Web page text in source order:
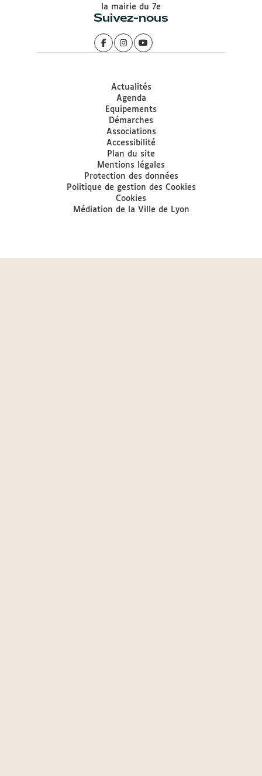
la mairie du 7e
Suivez-nous
Actualités
Agenda
Equipements
Démarches
Associations
Accessibilité
Plan du site
Mentions légales
Protection des données
Politique de gestion des Cookies
Cookies
Médiation de la Ville de Lyon